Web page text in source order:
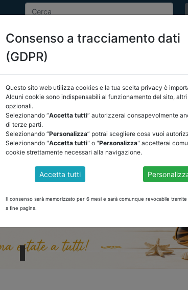
Consenso a tracciamento dati
(GDPR)
Questo sito web utilizza cookies e la tua scelta privacy è
Alcuni cookie sono indispensabili al funzionamento del sito, altri
opzionali.
Selezionando “Accetta tutti” autorizzerai consapevolmente
di terze parti.
Selezionando “Personalizza” potrai scegliere cosa vuoi
Selezionando "Accetta tutti" o "Personalizza" accetterai
cookie strettamente necessari alla navigazione.
Accetta tutti
Il consenso sarà memorizzato per 6 mesi e sarà comunque revocabile
a fine pagina.